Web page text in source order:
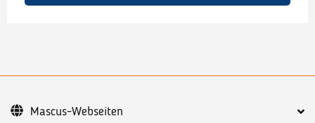
Mascus-Webseiten